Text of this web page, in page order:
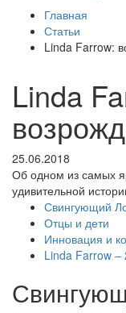
Главная
Статьи
Linda Farrow:
Linda
25.06.2018
Об одном из самых
удивительной
Свингующий
Отцы и дети
Инновация и
Linda Farrow –